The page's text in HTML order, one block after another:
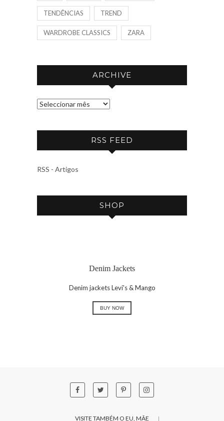
TENDÊNCIAS TREND
WARDROBE CLASSICS ZARA
ARCHIVE
A
C
V
RSS FEED
RSS - Artigos
SHOP
Denim Jackets
Denim jackets Levi's & Mango
BUY NOW
VISITE TAMBÉM O EU, MÃE